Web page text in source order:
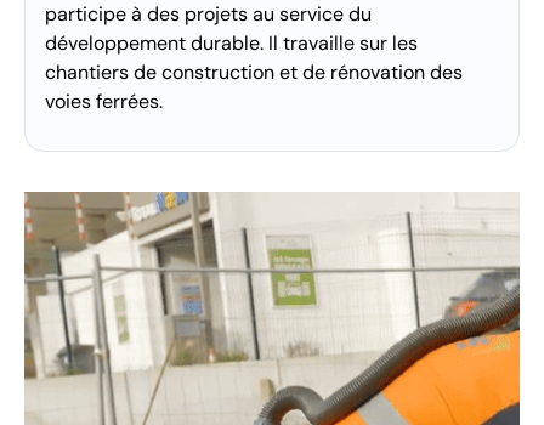
participe à des projets au service du
développement durable. Il travaille sur les
chantiers de construction et de rénovation des
voies ferrées.